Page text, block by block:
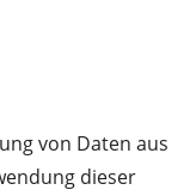
von Daten aus
dieser